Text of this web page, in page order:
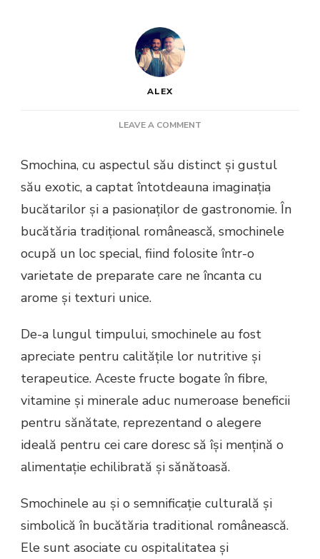
ALEX
LEAVE A COMMENT
Smochina, cu aspectul său distinct și gustul
său exotic, a captat întotdeauna imaginația
bucătarilor și a pasionaților de gastronomie. În
bucătăria tradițional românească, smochinele
ocupă un loc special, fiind folosite într-o
varietate de preparate care ne încanta cu
arome și texturi unice.
De-a lungul timpului, smochinele au fost
apreciate pentru calitățile lor nutritive și
terapeutice. Aceste fructe bogate în fibre,
vitamine și minerale aduc numeroase beneficii
pentru sănătate, reprezentand o alegere
ideală pentru cei care doresc să își mențină o
alimentație echilibrată și sănătoasă.
Smochinele au și o semnificație culturală și
simbolică în bucătăria traditional românească.
Ele sunt asociate cu ospitalitatea și